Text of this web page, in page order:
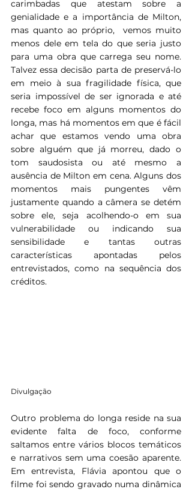
carimbadas que atestam sobre a
genialidade e a importância de Milton,
mas quanto ao próprio,  vemos muito
menos dele em tela do que seria justo
para uma obra que carrega seu nome.
Talvez essa decisão parta de preservá-lo
em meio à sua fragilidade física, que
seria impossível de ser ignorada e até
recebe foco em alguns momentos do
longa, mas há momentos em que é fácil
achar que estamos vendo uma obra
sobre alguém que já morreu, dado o
tom saudosista ou até mesmo a
ausência de Milton em cena. Alguns dos
momentos mais pungentes vêm
justamente quando a câmera se detém
sobre ele, seja acolhendo-o em sua
vulnerabilidade ou indicando sua
sensibilidade e tantas outras
características apontadas pelos
entrevistados, como na sequência dos
créditos.
Divulgação
Outro problema do longa reside na sua
evidente falta de foco, conforme
saltamos entre vários blocos temáticos
e narrativos sem uma coesão aparente.
Em entrevista, Flávia apontou que o
filme foi sendo gravado numa dinâmica